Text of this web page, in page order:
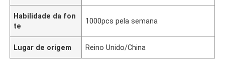
Habilidade da fon
te
1000pcs pela semana
Lugar de origem Reino Unido/China